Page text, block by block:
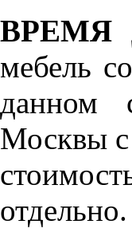
ВРЕМЯ
мебель
данном
Москвы с
отдельно.